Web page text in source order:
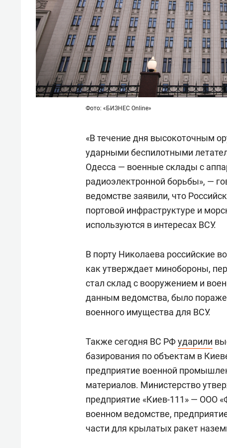
Фото: «БИЗНЕС Online»
«В течение дня высокоточным
ударными беспилотными
Одесса — военные склады с
радиоэлектронной борьбы», —
ведомстве заявили, что
портовой инфраструктуре и
используются в интересах ВСУ.
В порту Николаева российские
как утверждает минобороны,
стал склад с вооружением и
данным ведомства, было
военного имущества для ВСУ.
Также сегодня ВС РФударили
базирования по объектам в
предприятие военной
материалов. Министерство
предприятие «Киев-111» — ООО
военном ведомстве,
части для крылатых ракет